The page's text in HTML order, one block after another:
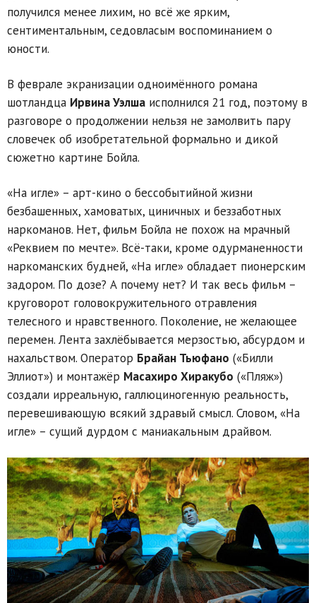
получился менее лихим, но всё же ярким,
сентиментальным, седовласым воспоминанием о
юности.
В феврале экранизации одноимённого романа
шотландца Ирвина Уэлша исполнился 21 год, поэтому в
разговоре о продолжении нельзя не замолвить пару
словечек об изобретательной формально и дикой
сюжетно картине Бойла.
«На игле» – арт-кино о бессобытийной жизни
безбашенных, хамоватых, циничных и беззаботных
наркоманов. Нет, фильм Бойла не похож на мрачный
«Реквием по мечте». Всё-таки, кроме одурманенности
наркоманских будней, «На игле» обладает пионерским
задором. По дозе? А почему нет? И так весь фильм –
круговорот головокружительного отравления
телесного и нравственного. Поколение, не желающее
перемен. Лента захлёбывается мерзостью, абсурдом и
нахальством. Оператор Брайан Тьюфано («Билли
Эллиот») и монтажёр Масахиро Хиракубо («Пляж»)
создали ирреальную, галлюциногенную реальность,
перевешивающую всякий здравый смысл. Словом, «На
игле» – сущий дурдом с маниакальным драйвом.